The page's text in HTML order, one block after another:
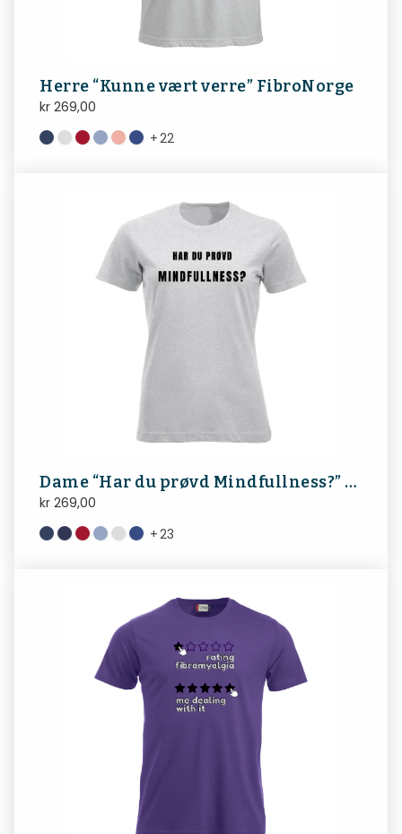
Herre “Kunne vært verre” FibroNorge
kr 269,00
+22
Dame “Har du prøvd Mindfullness?” FibroNorge
kr 269,00
+23